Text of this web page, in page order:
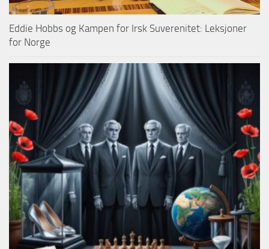
Eddie Hobbs og Kampen for Irsk Suverenitet: Leksjoner
for Norge